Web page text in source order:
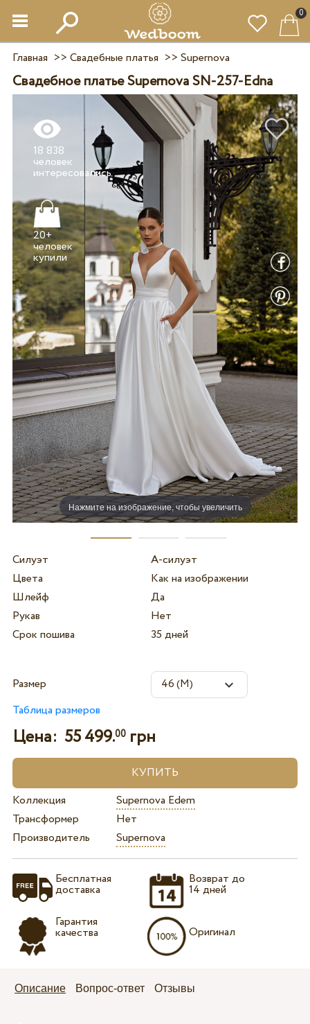
0
Главная >> Свадебные платья >> Supernova
Свадебное платье Supernova SN-257-Edna
Нажмите на изображение, чтобы увеличить
18 838
человек
интересовались
20+
человек
купили
Силуэт
А-силуэт
Цвета
Как на изображении
Шлейф
Да
Рукав
Нет
Срок пошива
35 дней
Размер
Таблица размеров
Цена: 55 499.00грн
Коллекция
Supernova Edem
Трансформер
Нет
Производитель
Supernova
Бесплатная
доставка
Гарантия
качества
Возврат до
14 дней
Оригинал
Описание Вопрос-ответ Отзывы